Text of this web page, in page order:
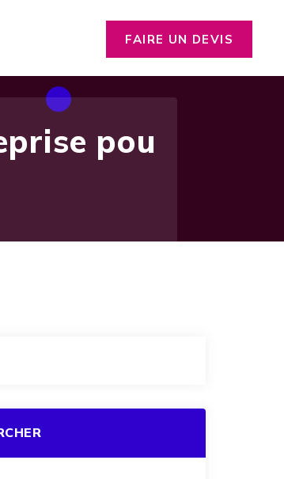
FAIRE UN DEVIS
pou